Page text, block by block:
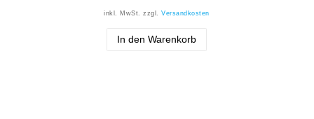
inkl. MwSt. zzgl.Versandkosten
In den Warenkorb